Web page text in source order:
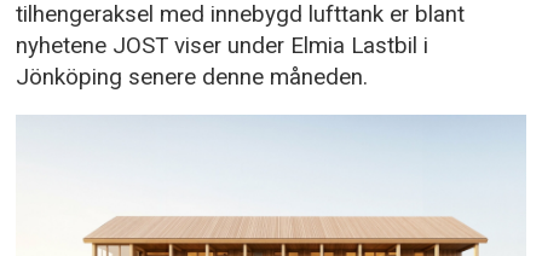
tilhengeraksel med innebygd lufttank er blant
nyhetene JOST viser under Elmia Lastbil i
Jönköping senere denne måneden.